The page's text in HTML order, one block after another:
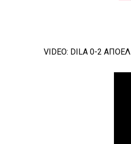
VIDEO: DILA 0-2 ΑΠΟΕΛ